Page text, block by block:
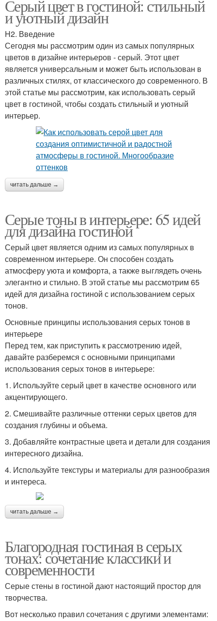
Серый цвет в гостиной: стильный
и уютный дизайн
H2. Введение
Сегодня мы рассмотрим один из самых популярных
цветов в дизайне интерьеров - серый. Этот цвет
является универсальным и может быть использован в
различных стилях, от классического до современного. В
этой статье мы рассмотрим, как использовать серый
цвет в гостиной, чтобы создать стильный и уютный
интерьер.
читать дальше →
Серые тоны в интерьере: 65 идей
для дизайна гостиной
Серый цвет является одним из самых популярных в
современном интерьере. Он способен создать
атмосферу уюта и комфорта, а также выглядеть очень
элегантно и стильно. В этой статье мы рассмотрим 65
идей для дизайна гостиной с использованием серых
тонов.
Основные принципы использования серых тонов в
интерьере
Перед тем, как приступить к рассмотрению идей,
давайте разберемся с основными принципами
использования серых тонов в интерьере:
1. Используйте серый цвет в качестве основного или
акцентирующего.
2. Смешивайте различные оттенки серых цветов для
создания глубины и объема.
3. Добавляйте контрастные цвета и детали для создания
интересного дизайна.
4. Используйте текстуры и материалы для разнообразия
и интереса.
читать дальше →
Благородная гостиная в серых
тонах: сочетание классики и
современности
Серые стены в гостиной дают настоящий простор для
творчества.
Вот несколько правил сочетания с другими элементами: